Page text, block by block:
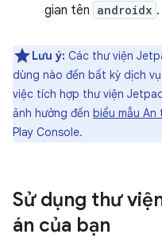
gian tên androidx .
Lưu ý: Các thư viện
dùng nào đến bất kỳ dịch
việc tích hợp thư viện
ảnh hưởng đến biểu mẫu An
Play Console.
Sử dụng thư
án của bạn